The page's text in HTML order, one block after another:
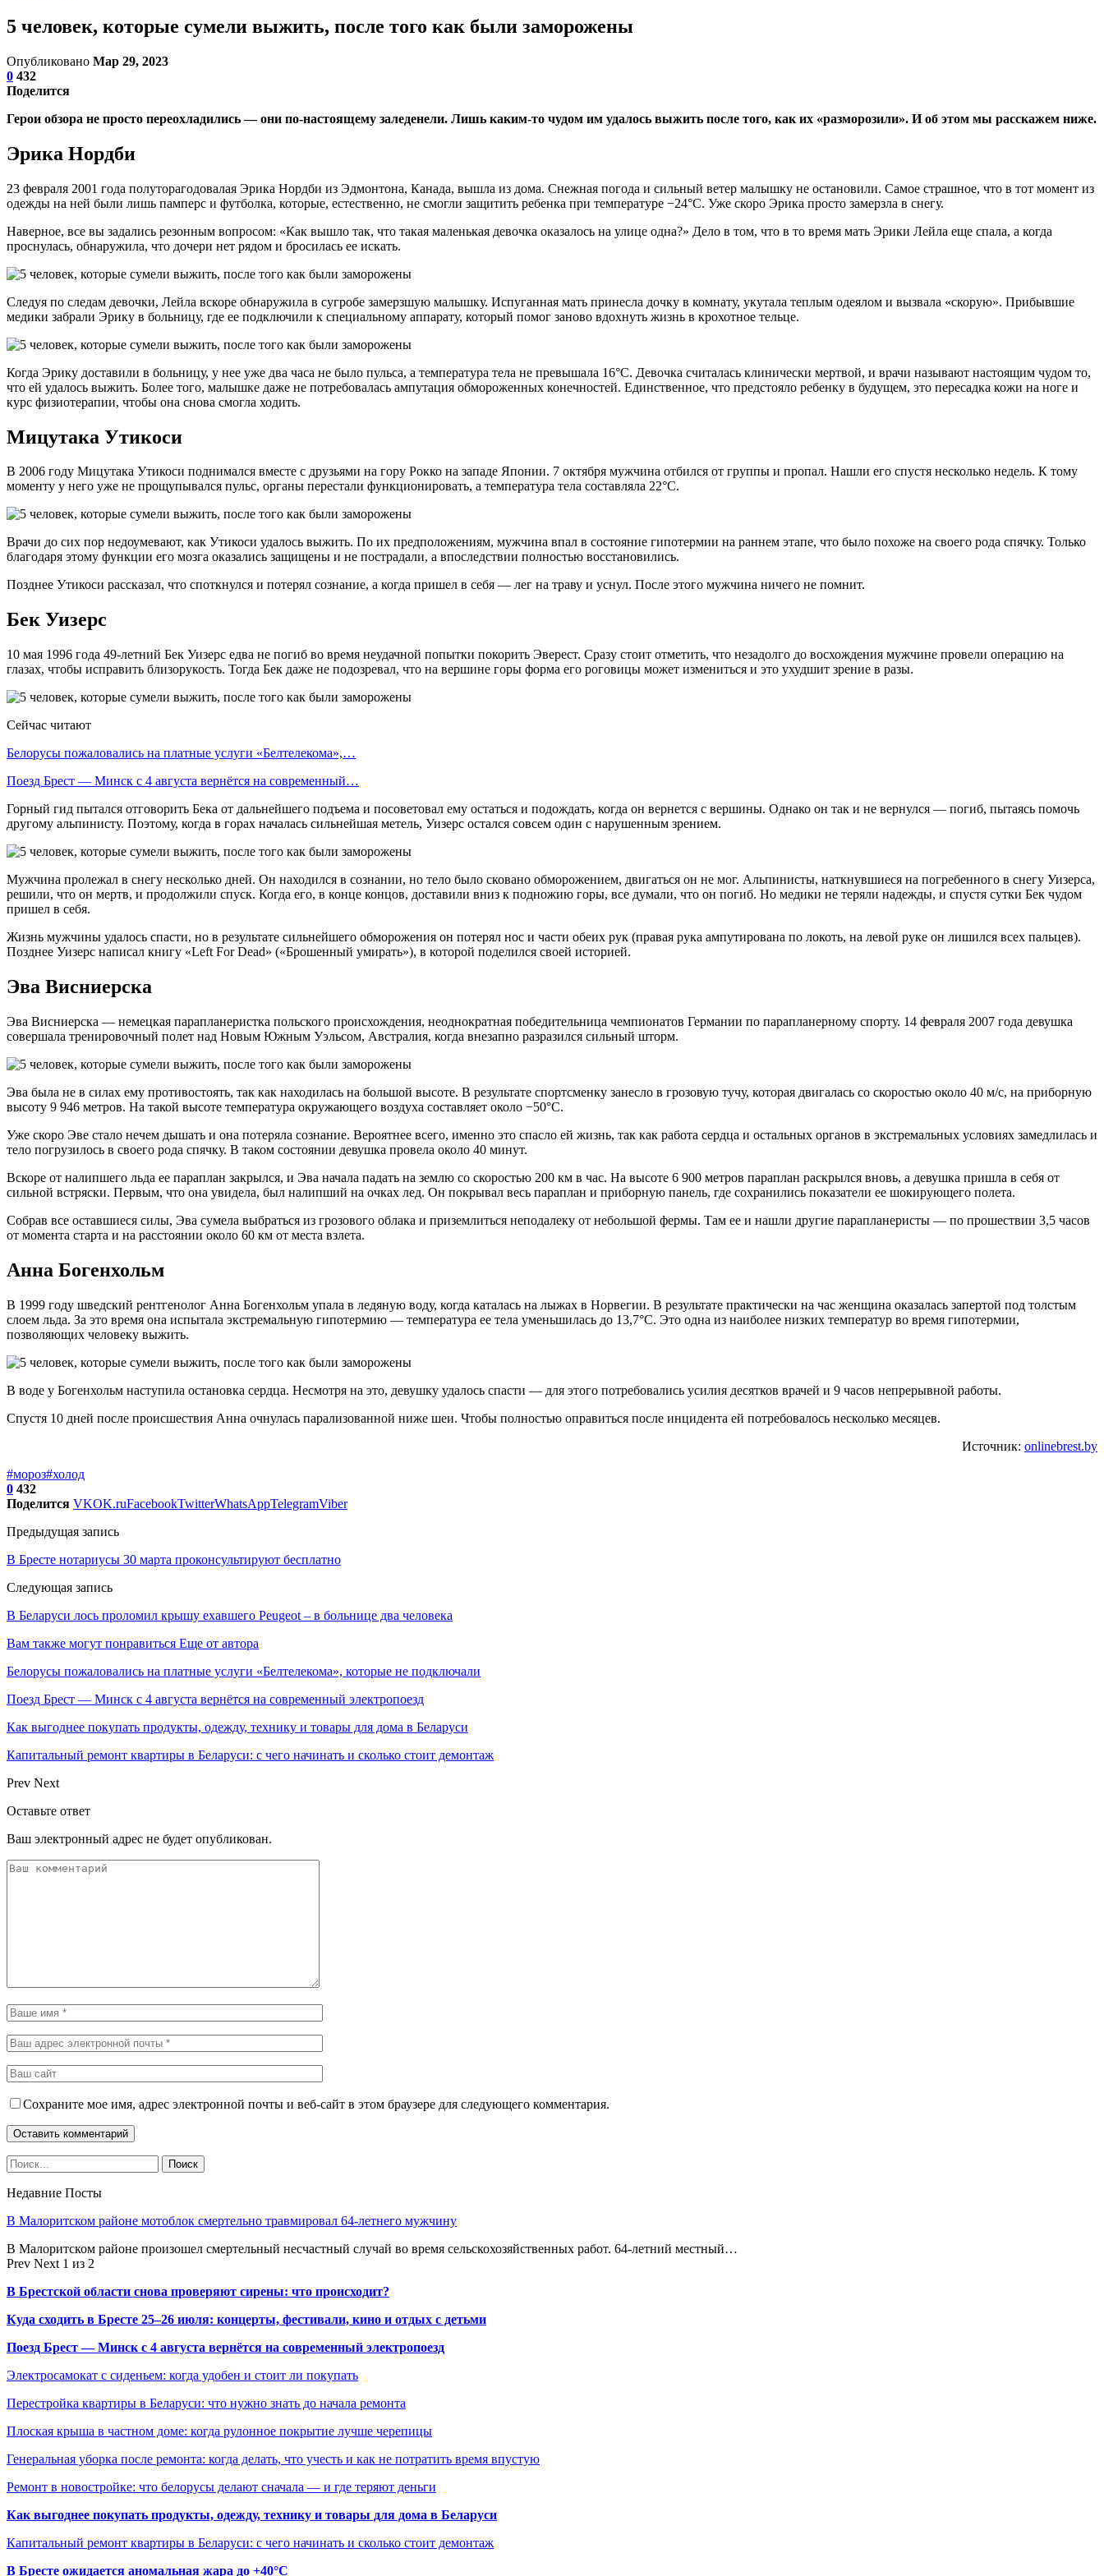
5 человек, которые сумели выжить, после того как были заморожены
Опубликовано Мар 29, 2023
0 432
Поделится
Герои обзора не просто переохладились — они по-настоящему заледенели. Лишь каким-то чудом им удалось выжить после того, как их «разморозили». И об этом мы расскажем ниже.
Эрика Нордби
23 февраля 2001 года полуторагодовалая Эрика Нордби из Эдмонтона, Канада, вышла из дома. Снежная погода и сильный ветер малышку не остановили. Самое страшное, что в тот момент из
одежды на ней были лишь памперс и футболка, которые, естественно, не смогли защитить ребенка при температуре −24°C. Уже скоро Эрика просто замерзла в снегу.
Наверное, все вы задались резонным вопросом: «Как вышло так, что такая маленькая девочка оказалось на улице одна?» Дело в том, что в то время мать Эрики Лейла еще спала, а когда
проснулась, обнаружила, что дочери нет рядом и бросилась ее искать.
Следуя по следам девочки, Лейла вскоре обнаружила в сугробе замерзшую малышку. Испуганная мать принесла дочку в комнату, укутала теплым одеялом и вызвала «скорую». Прибывшие
медики забрали Эрику в больницу, где ее подключили к специальному аппарату, который помог заново вдохнуть жизнь в крохотное тельце.
Когда Эрику доставили в больницу, у нее уже два часа не было пульса, а температура тела не превышала 16°C. Девочка считалась клинически мертвой, и врачи называют настоящим чудом то,
что ей удалось выжить. Более того, малышке даже не потребовалась ампутация обмороженных конечностей. Единственное, что предстояло ребенку в будущем, это пересадка кожи на ноге и
курс физиотерапии, чтобы она снова смогла ходить.
Мицутака Утикоси
В 2006 году Мицутака Утикоси поднимался вместе с друзьями на гору Рокко на западе Японии. 7 октября мужчина отбился от группы и пропал. Нашли его спустя несколько недель. К тому
моменту у него уже не прощупывался пульс, органы перестали функционировать, а температура тела составляла 22°C.
Врачи до сих пор недоумевают, как Утикоси удалось выжить. По их предположениям, мужчина впал в состояние гипотермии на раннем этапе, что было похоже на своего рода спячку. Только
благодаря этому функции его мозга оказались защищены и не пострадали, а впоследствии полностью восстановились.
Позднее Утикоси рассказал, что споткнулся и потерял сознание, а когда пришел в себя — лег на траву и уснул. После этого мужчина ничего не помнит.
Бек Уизерс
10 мая 1996 года 49-летний Бек Уизерс едва не погиб во время неудачной попытки покорить Эверест. Сразу стоит отметить, что незадолго до восхождения мужчине провели операцию на
глазах, чтобы исправить близорукость. Тогда Бек даже не подозревал, что на вершине горы форма его роговицы может измениться и это ухудшит зрение в разы.
Сейчас читают
Белорусы пожаловались на платные услуги «Белтелекома»,…
Поезд Брест — Минск с 4 августа вернётся на современный…
Горный гид пытался отговорить Бека от дальнейшего подъема и посоветовал ему остаться и подождать, когда он вернется с вершины. Однако он так и не вернулся — погиб, пытаясь помочь
другому альпинисту. Поэтому, когда в горах началась сильнейшая метель, Уизерс остался совсем один с нарушенным зрением.
Мужчина пролежал в снегу несколько дней. Он находился в сознании, но тело было сковано обморожением, двигаться он не мог. Альпинисты, наткнувшиеся на погребенного в снегу Уизерса,
решили, что он мертв, и продолжили спуск. Когда его, в конце концов, доставили вниз к подножию горы, все думали, что он погиб. Но медики не теряли надежды, и спустя сутки Бек чудом
пришел в себя.
Жизнь мужчины удалось спасти, но в результате сильнейшего обморожения он потерял нос и части обеих рук (правая рука ампутирована по локоть, на левой руке он лишился всех пальцев).
Позднее Уизерс написал книгу «Left For Dead» («Брошенный умирать»), в которой поделился своей историей.
Эва Висниерска
Эва Висниерска — немецкая парапланеристка польского происхождения, неоднократная победительница чемпионатов Германии по парапланерному спорту. 14 февраля 2007 года девушка
совершала тренировочный полет над Новым Южным Уэльсом, Австралия, когда внезапно разразился сильный шторм.
Эва была не в силах ему противостоять, так как находилась на большой высоте. В результате спортсменку занесло в грозовую тучу, которая двигалась со скоростью около 40 м/с, на приборную
высоту 9 946 метров. На такой высоте температура окружающего воздуха составляет около −50°C.
Уже скоро Эве стало нечем дышать и она потеряла сознание. Вероятнее всего, именно это спасло ей жизнь, так как работа сердца и остальных органов в экстремальных условиях замедлилась и
тело погрузилось в своего рода спячку. В таком состоянии девушка провела около 40 минут.
Вскоре от налипшего льда ее параплан закрылся, и Эва начала падать на землю со скоростью 200 км в час. На высоте 6 900 метров параплан раскрылся вновь, а девушка пришла в себя от
сильной встряски. Первым, что она увидела, был налипший на очках лед. Он покрывал весь параплан и приборную панель, где сохранились показатели ее шокирующего полета.
Собрав все оставшиеся силы, Эва сумела выбраться из грозового облака и приземлиться неподалеку от небольшой фермы. Там ее и нашли другие парапланеристы — по прошествии 3,5 часов
от момента старта и на расстоянии около 60 км от места взлета.
Анна Богенхольм
В 1999 году шведский рентгенолог Анна Богенхольм упала в ледяную воду, когда каталась на лыжах в Норвегии. В результате практически на час женщина оказалась запертой под толстым
слоем льда. За это время она испытала экстремальную гипотермию — температура ее тела уменьшилась до 13,7°C. Это одна из наиболее низких температур во время гипотермии,
позволяющих человеку выжить.
В воде у Богенхольм наступила остановка сердца. Несмотря на это, девушку удалось спасти — для этого потребовались усилия десятков врачей и 9 часов непрерывной работы.
Спустя 10 дней после происшествия Анна очнулась парализованной ниже шеи. Чтобы полностью оправиться после инцидента ей потребовалось несколько месяцев.
Источник: onlinebrest.by
#мороз#холод
0 432
Поделится VKOK.ruFacebookTwitterWhatsAppTelegramViber
Предыдущая запись
В Бресте нотариусы 30 марта проконсультируют бесплатно
Следующая запись
В Беларуси лось проломил крышу ехавшего Peugeot – в больнице два человека
Вам также могут понравиться Еще от автора
Белорусы пожаловались на платные услуги «Белтелекома», которые не подключали
Поезд Брест — Минск с 4 августа вернётся на современный электропоезд
Как выгоднее покупать продукты, одежду, технику и товары для дома в Беларуси
Капитальный ремонт квартиры в Беларуси: с чего начинать и сколько стоит демонтаж
Prev Next
Оставьте ответ
Ваш электронный адрес не будет опубликован.
Сохраните мое имя, адрес электронной почты и веб-сайт в этом браузере для следующего комментария.
Недавние Посты
В Малоритском районе мотоблок смертельно травмировал 64-летнего мужчину
В Малоритском районе произошел смертельный несчастный случай во время сельскохозяйственных работ. 64-летний местный…
Prev Next 1 из 2
В Брестской области снова проверяют сирены: что происходит?
Куда сходить в Бресте 25–26 июля: концерты, фестивали, кино и отдых с детьми
Поезд Брест — Минск с 4 августа вернётся на современный электропоезд
Электросамокат с сиденьем: когда удобен и стоит ли покупать
Перестройка квартиры в Беларуси: что нужно знать до начала ремонта
Плоская крыша в частном доме: когда рулонное покрытие лучше черепицы
Генеральная уборка после ремонта: когда делать, что учесть и как не потратить время впустую
Ремонт в новостройке: что белорусы делают сначала — и где теряют деньги
Как выгоднее покупать продукты, одежду, технику и товары для дома в Беларуси
Капитальный ремонт квартиры в Беларуси: с чего начинать и сколько стоит демонтаж
В Бресте ожидается аномальная жара до +40°C